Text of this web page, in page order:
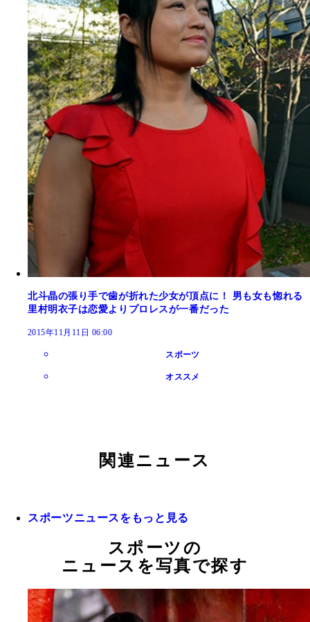
北斗晶の張り手で歯が折れた少女が頂点に！ 男も女も惚れる
里村明衣子は恋愛よりプロレスが一番だった
2015年11月11日 06:00
スポーツ
オススメ
関連ニュース
スポーツニュースをもっと見る
スポーツの
ニュースを写真で探す